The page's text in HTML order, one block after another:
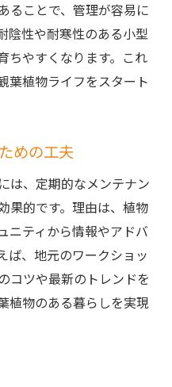
ることで、管理が容易に
陰性や耐寒性のある小型
ちやすくなります。これ
葉植物ライフをスタート
めの工夫
は、定期的なメンテナン
果的です。理由は、植物
ニティから情報やアドバ
ば、地元のワークショッ
コツや最新のトレンドを
植物のある暮らしを実現